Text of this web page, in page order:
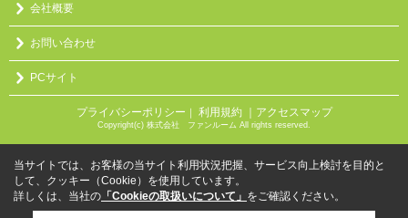
会社概要
お問い合わせ
PCサイト
プライバシーポリシー ｜ 利用規約 ｜アクセスマップ
Copyright(c) 株式会社 ファンルーム All rights reserved.
当サイトでは、お客様の当サイト利用状況把握、サービス向上検討を目的と
して、クッキー（Cookie）を使用しています。
詳しくは、当社の 「Cookieの取扱いについて」 をご確認ください。